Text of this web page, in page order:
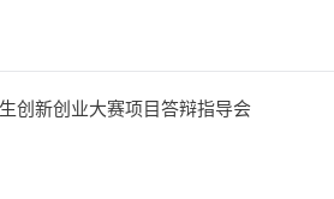
创新创业大赛项目答辩指导会